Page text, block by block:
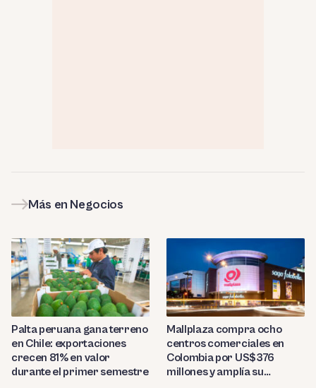
Más en Negocios
Palta peruana gana terreno
en Chile: exportaciones
crecen 81% en valor
durante el primer semestre
Mallplaza compra ocho
centros comerciales en
Colombia por US$376
millones y amplía su